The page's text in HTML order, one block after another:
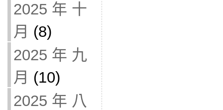
2025 年 十
月 (8)
2025 年 九
月 (10)
2025 年 八